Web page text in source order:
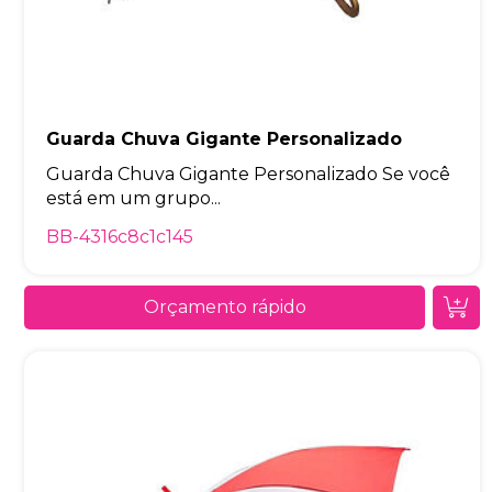
Guarda Chuva Gigante Personalizado
Guarda Chuva Gigante Personalizado Se você
está em um grupo...
BB-4316c8c1c145
Orçamento rápido